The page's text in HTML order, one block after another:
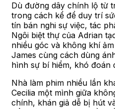
Dù đường dây chính lộ từ
trong cách kể để duy trí
tín bán nghi sự việc, tác
Ngôi biệt thự của Adrian
nhiều góc và không khí
James cùng cách dùng
hình sự bí hiểm, khó đoán
Nhà làm phim nhiều lần
Cecilia một mình giữa
chính, khán giả dễ bị hút